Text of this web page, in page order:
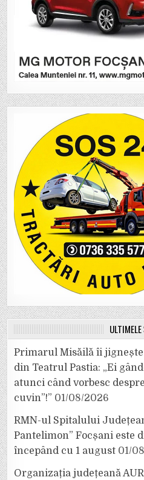
Primarul Misăilă îi
din Teatrul Pastia: „Ei
atunci când vorbesc
cuvin”!” 01/08/2026
RMN-ul Spitalului
Pantelimon” Focșani este
începând cu 1 august 01/
Organizația județeană